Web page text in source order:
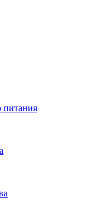
питания